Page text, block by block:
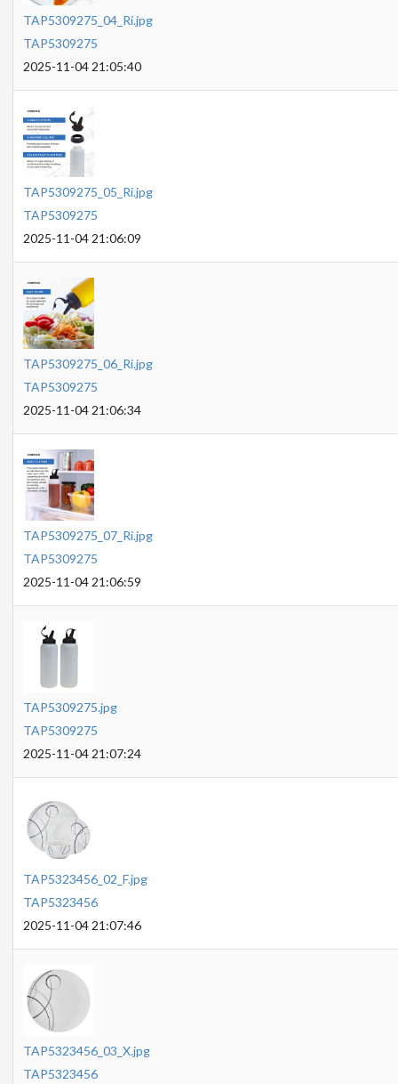
TAP5309275_04_Ri.jpg
TAP5309275
2025-11-04 21:05:40
TAP5309275_05_Ri.jpg
TAP5309275
2025-11-04 21:06:09
TAP5309275_06_Ri.jpg
TAP5309275
2025-11-04 21:06:34
TAP5309275_07_Ri.jpg
TAP5309275
2025-11-04 21:06:59
TAP5309275.jpg
TAP5309275
2025-11-04 21:07:24
TAP5323456_02_F.jpg
TAP5323456
2025-11-04 21:07:46
TAP5323456_03_X.jpg
TAP5323456